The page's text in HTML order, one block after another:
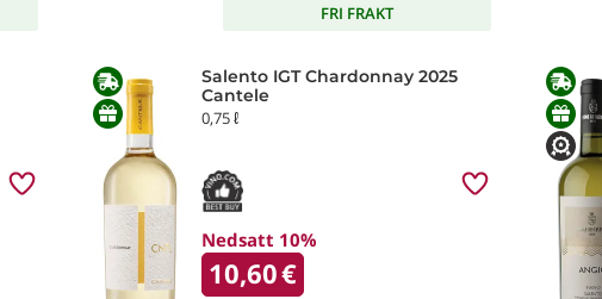
FRI FRAKT
Salento IGT Chardonnay 2025
Cantele
0,75 ℓ
Nedsatt 10%
10,60€